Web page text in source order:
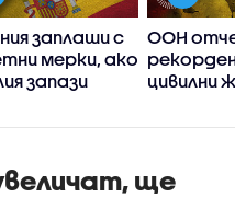
заплаши с
мерки, ако
запази
двете
ООН
цивилни
насам
ще